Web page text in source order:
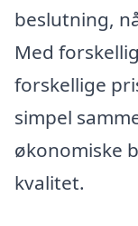
beslutning,
Med
forskellige
simpel
økonomiske
kvalitet.